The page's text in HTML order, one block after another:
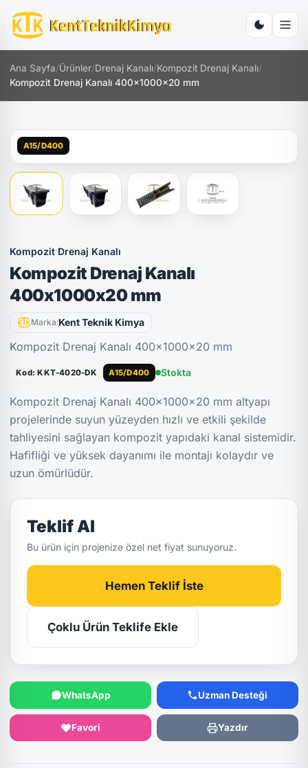
Ana Sayfa/Ürünler/Drenaj Kanalı/Kompozit Drenaj Kanalı/
Kompozit Drenaj Kanalı 400x1000x20 mm
A15/D400
Kompozit Drenaj Kanalı
Kompozit Drenaj Kanalı
400x1000x20 mm
Marka:Kent Teknik Kimya
Kompozit Drenaj Kanalı 400x1000x20 mm
Kod: KKT-4020-DK A15/D400 Stokta
Kompozit Drenaj Kanalı 400x1000x20 mm altyapı
projelerinde suyun yüzeyden hızlı ve etkili şekilde
tahliyesini sağlayan kompozit yapıdaki kanal sistemidir.
Hafifliği ve yüksek dayanımı ile montajı kolaydır ve
uzun ömürlüdür.
Teklif Al
Bu ürün için projenize özel net fiyat sunuyoruz.
Hemen Teklif İste
Çoklu Ürün Teklife Ekle
WhatsApp Uzman Desteği
Favori Yazdır